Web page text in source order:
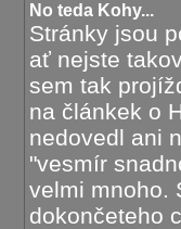
No teda Kohy...
Stránky jsou
ať nejste
sem tak
na článkek o
nedovedl ani
"vesmír
velmi mnoho.
dokončeteho